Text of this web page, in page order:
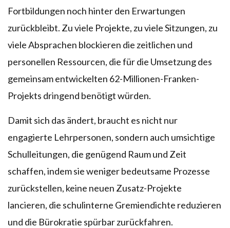
Fortbildungen noch hinter den Erwartungen
zurückbleibt. Zu viele Projekte, zu viele Sitzungen, zu
viele Absprachen blockieren die zeitlichen und
personellen Ressourcen, die für die Umsetzung des
gemeinsam entwickelten 62-Millionen-Franken-
Projekts dringend benötigt würden.
Damit sich das ändert, braucht es nicht nur
engagierte Lehrpersonen, sondern auch umsichtige
Schulleitungen, die genügend Raum und Zeit
schaffen, indem sie weniger bedeutsame Prozesse
zurückstellen, keine neuen Zusatz-Projekte
lancieren, die schulinterne Gremiendichte reduzieren
und die Bürokratie spürbar zurückfahren.